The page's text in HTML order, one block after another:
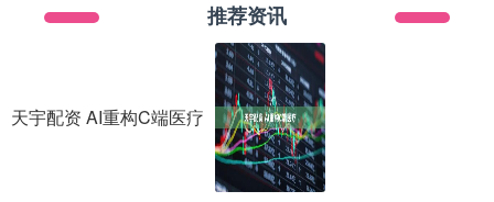
推荐资讯
天宇配资 AI重构C端医疗